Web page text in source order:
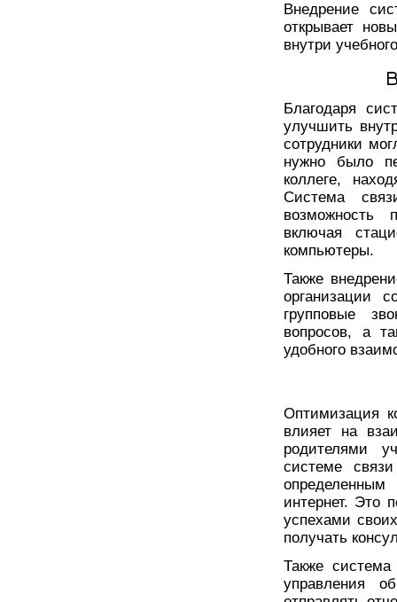
Внедрение
открывает
внутри
Благодаря
улучшить
сотрудники
нужно было
коллеге,
Система
возможность
включая
компьютеры.
Также
организации
групповые
вопросов, а
удобного
Оптимизация
влияет на
родителями
системе
интернет. Это
успехами
получать
Также
управления